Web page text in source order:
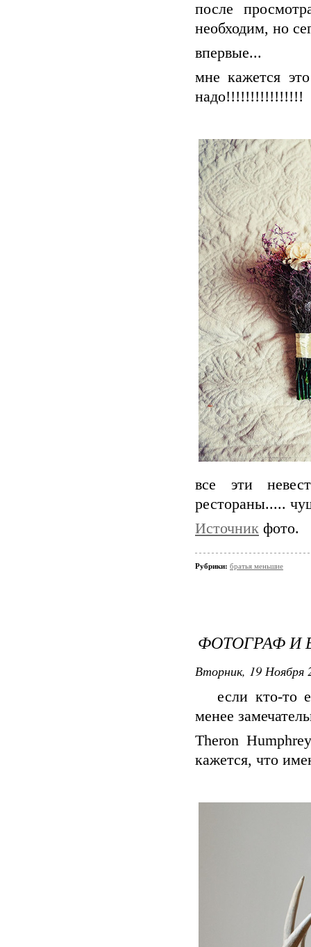
после
необходим, но
впервые...
мне кажется
надо!!!!!!!!!!!!!!!!
все эти
рестораны.....
Источник фото.
Рубрики: братья меньшие
ФОТОГРАФ И
Вторник, 19 Ноября
если кто-то
менее
Theron
кажется, что